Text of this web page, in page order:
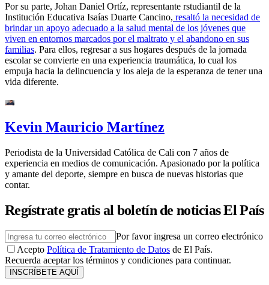
Por su parte, Johan Daniel Ortíz, representante rstudiantil de la
Institución Educativa Isaías Duarte Cancino, resaltó la necesidad de
brindar un apoyo adecuado a la salud mental de los jóvenes que
viven en entornos marcados por el maltrato y el abandono en sus
familias. Para ellos, regresar a sus hogares después de la jornada
escolar se convierte en una experiencia traumática, lo cual los
empuja hacia la delincuencia y los aleja de la esperanza de tener una
vida diferente.
Kevin Mauricio Martínez
Periodista de la Universidad Católica de Cali con 7 años de
experiencia en medios de comunicación. Apasionado por la política
y amante del deporte, siempre en busca de nuevas historias que
contar.
Regístrate gratis al boletín de noticias El País
Por favor ingresa un correo electrónico
Acepto Política de Tratamiento de Datos de El País.
Recuerda aceptar los términos y condiciones para continuar.
INSCRÍBETE AQUÍ